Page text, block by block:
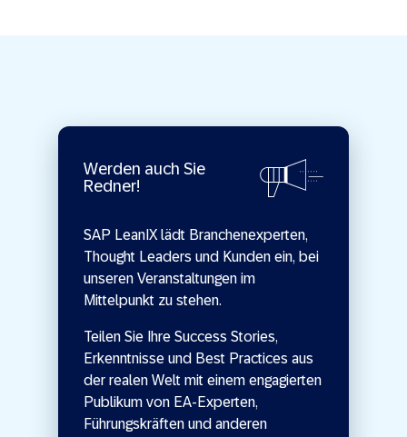
Werden auch Sie
Redner!
SAP LeanIX lädt Branchenexperten,
Thought Leaders und Kunden ein, bei
unseren Veranstaltungen im
Mittelpunkt zu stehen.
Teilen Sie Ihre Success Stories,
Erkenntnisse und Best Practices aus
der realen Welt mit einem engagierten
Publikum von EA-Experten,
Führungskräften und anderen